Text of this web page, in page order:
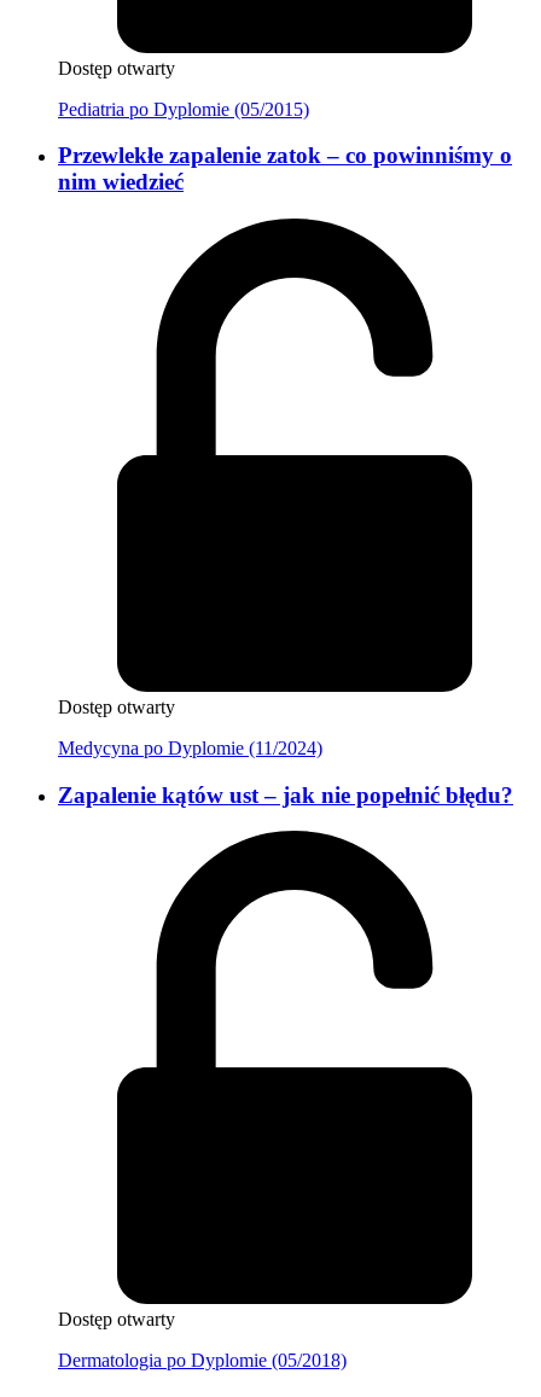
Dostęp otwarty
Pediatria po Dyplomie (05/2015)
Przewlekłe zapalenie zatok – co powinniśmy o
nim wiedzieć
Dostęp otwarty
Medycyna po Dyplomie (11/2024)
Zapalenie kątów ust – jak nie popełnić błędu?
Dostęp otwarty
Dermatologia po Dyplomie (05/2018)